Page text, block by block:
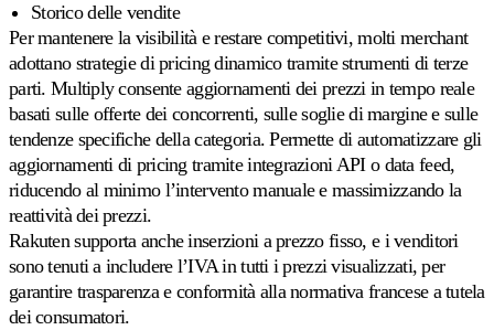
i
marketplace
compatibili
Esplori
i
130+
marketplace
supportati.
Storico delle vendite
Per mantenere la visibilità e restare competitivi, molti merchant
adottano strategie di pricing dinamico tramite strumenti di terze
parti. Multiply consente aggiornamenti dei prezzi in tempo reale
basati sulle offerte dei concorrenti, sulle soglie di margine e sulle
tendenze specifiche della categoria. Permette di automatizzare gli
aggiornamenti di pricing tramite integrazioni API o data feed,
riducendo al minimo l’intervento manuale e massimizzando la
reattività dei prezzi.
Rakuten supporta anche inserzioni a prezzo fisso, e i venditori
sono tenuti a includere l’IVA in tutti i prezzi visualizzati, per
garantire trasparenza e conformità alla normativa francese a tutela
dei consumatori.